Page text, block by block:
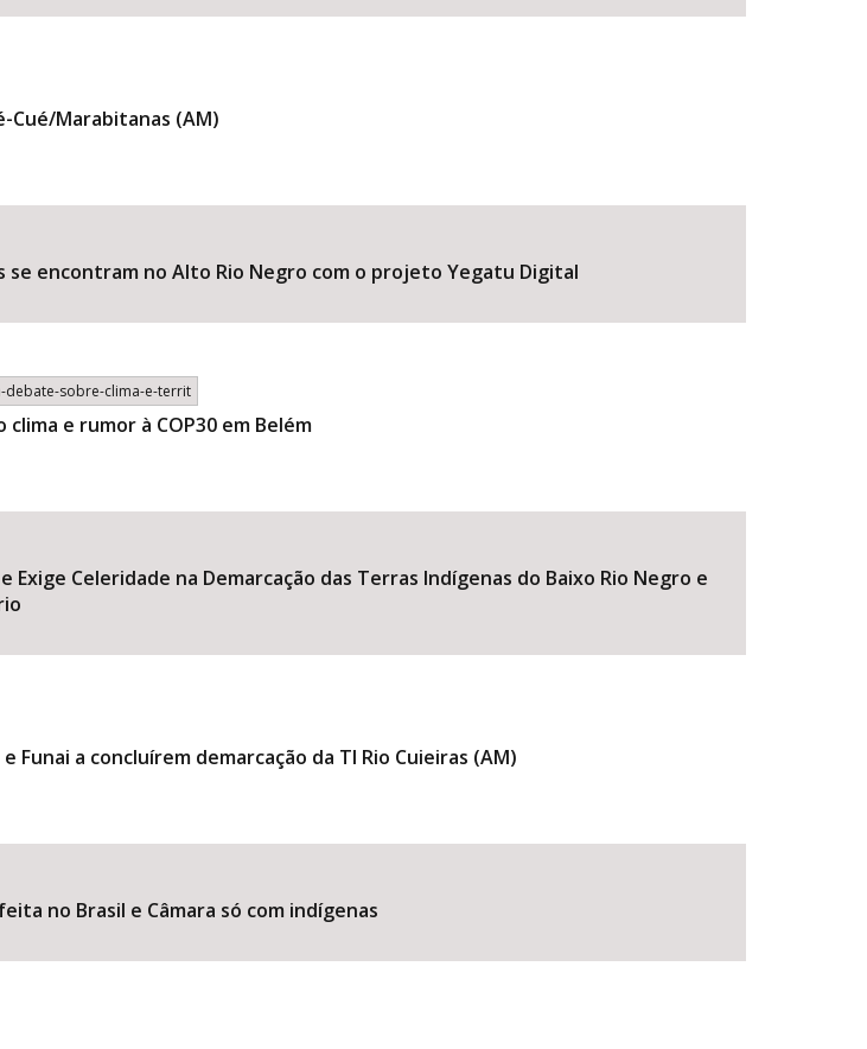
Cué/Marabitanas (AM)
encontram no Alto Rio Negro com o projeto Yegatu Digital
debate-sobre-clima-e-territ
e rumor à COP30 em Belém
Celeridade na Demarcação das Terras Indígenas do Baixo Rio Negro e
a concluírem demarcação da TI Rio Cuieiras (AM)
no Brasil e Câmara só com indígenas